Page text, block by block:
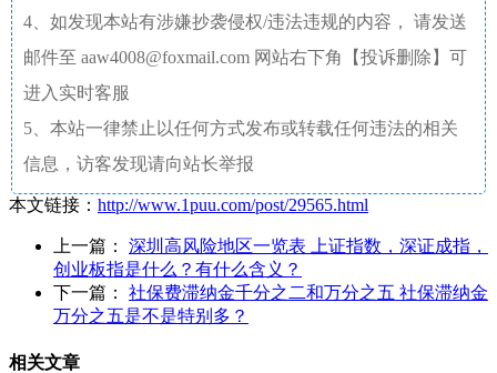
4、如发现本站有涉嫌抄袭侵权/违法违规的内容， 请发送
邮件至 aaw4008@foxmail.com 网站右下角【投诉删除】可
进入实时客服
5、本站一律禁止以任何方式发布或转载任何违法的相关
信息，访客发现请向站长举报
本文链接： http://www.1puu.com/post/29565.html
上一篇： 深圳高风险地区一览表 上证指数，深证成指，
创业板指是什么？有什么含义？
下一篇： 社保费滞纳金千分之二和万分之五 社保滞纳金
万分之五是不是特别多？
相关文章